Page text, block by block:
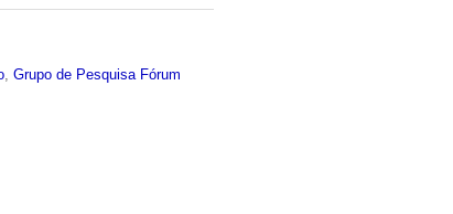
,Grupo de Pesquisa Fórum